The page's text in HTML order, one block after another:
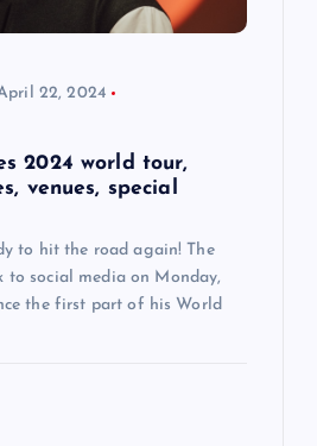
22, 2024
2024 world tour,
venues, special
to hit the road again! The
to social media on Monday,
the first part of his World